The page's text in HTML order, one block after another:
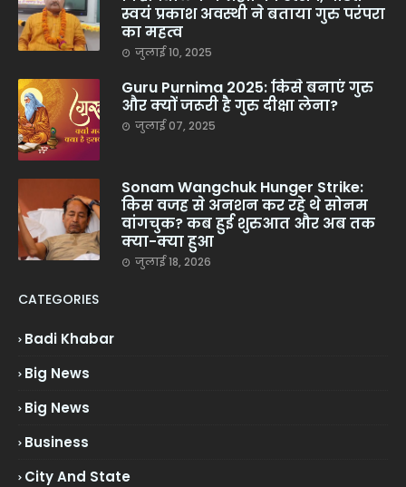
स्वयं प्रकाश अवस्थी ने बताया गुरु परंपरा
का महत्व
जुलाई 10, 2025
Guru Purnima 2025: किसे बनाएं गुरु
और क्यों जरूरी है गुरु दीक्षा लेना?
जुलाई 07, 2025
Sonam Wangchuk Hunger Strike:
किस वजह से अनशन कर रहे थे सोनम
वांगचुक? कब हुई शुरुआत और अब तक
क्या-क्या हुआ
जुलाई 18, 2026
CATEGORIES
Badi Khabar
Big News
Big News
Business
City And State